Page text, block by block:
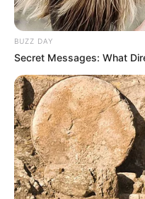
BUZZ DAY
Secret Messages: What